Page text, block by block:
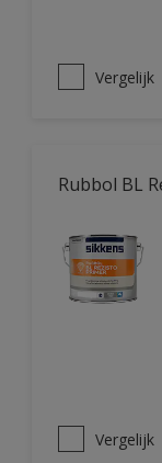
Vergelijk
Rubbol BL
Vergelijk